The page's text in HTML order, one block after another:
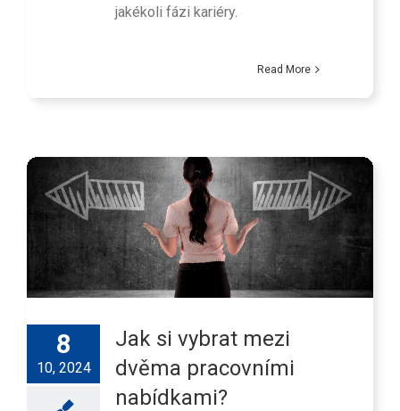
jakékoli fázi kariéry.
Read More
8
10, 2024
Jak si vybrat mezi
dvěma pracovními
nabídkami?